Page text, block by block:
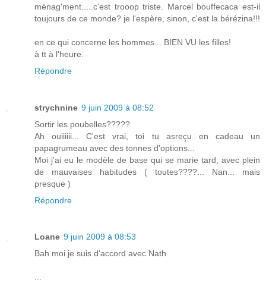
ménag'ment.....c'est trooop triste. Marcel bouffecaca est-il
toujours de ce monde? je l'espère, sinon, c'est la bérézina!!!
en ce qui concerne les hommes... BIEN VU les filles!
à tt à l'heure.
Répondre
strychnine 9 juin 2009 à 08:52
Sortir les poubelles?????
Ah ouiiiiii... C'est vrai, toi tu asreçu en cadeau un
papagrumeau avec des tonnes d'options...
Moi j'ai eu le modèle de base qui se marie tard, avec plein
de mauvaises habitudes ( toutes????... Nan... mais
presque )
Répondre
Loane 9 juin 2009 à 08:53
Bah moi je suis d'accord avec Nath
...